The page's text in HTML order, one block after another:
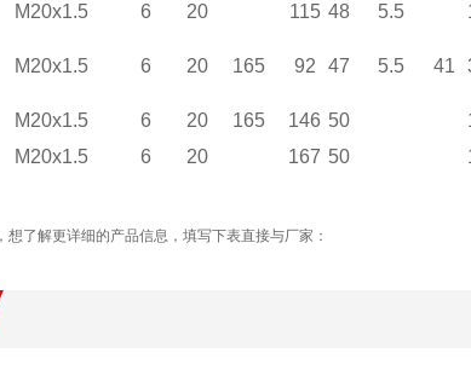
M20x1.5 6 20 115 48 5.5
M20x1.5 6 20 165 92 47 5.5 41
M20x1.5 6 20 165 146 50
M20x1.5 6 20 167 50
想了解更详细的产品信息，填写下表直接与厂家：